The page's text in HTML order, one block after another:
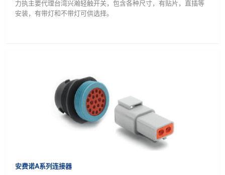
力执主要代理台湾兴瀚轻触开关，包含各种尺寸，有贴片，直插等
安装，有带灯和不带灯可供选择。
安费诺A系列连接器